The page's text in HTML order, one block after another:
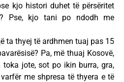
kjo histori duhet të përsëritet
Pse, kjo tani po ndodh me
ta thyej të ardhmen tuaj pas 15
Pa, më thuaj Kosovë,
jote, sot po ikin burra, gra,
me shpresa të thyera e të